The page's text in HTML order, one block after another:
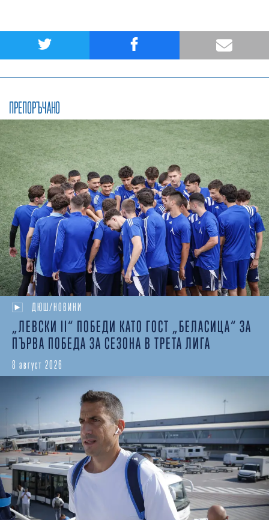
ПРЕПОРЪЧАНО
ДЮШ/НОВИНИ
„ЛЕВСКИ II“ ПОБЕДИ КАТО ГОСТ „БЕЛАСИЦА“ ЗА
ПЪРВА ПОБЕДА ЗА СЕЗОНА В ТРЕТА ЛИГА
8 август 2026